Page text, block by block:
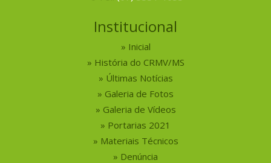
Institucional
Inicial
História do CRMV/MS
Últimas Notícias
Galeria de Fotos
Galeria de Vídeos
Portarias 2021
Materiais Técnicos
Denúncia